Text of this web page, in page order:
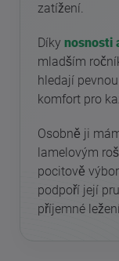
zatížení.
Díky nosnosti
mladším
hledají
komfort pro
Osobně ji
lamelovým
pocitově
podpoří její
příjemné